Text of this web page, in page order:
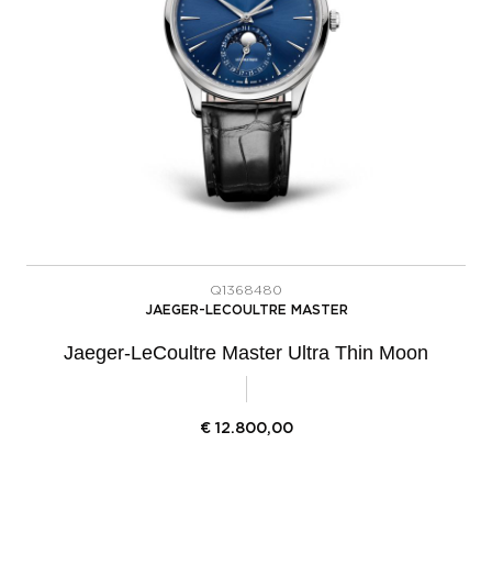
Q1368480
JAEGER-LECOULTRE MASTER
Jaeger-LeCoultre Master Ultra Thin Moon
€ 12.800,00